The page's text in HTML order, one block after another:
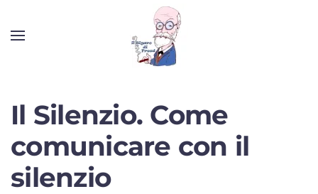
Il Silenzio. Come
comunicare con il
silenzio